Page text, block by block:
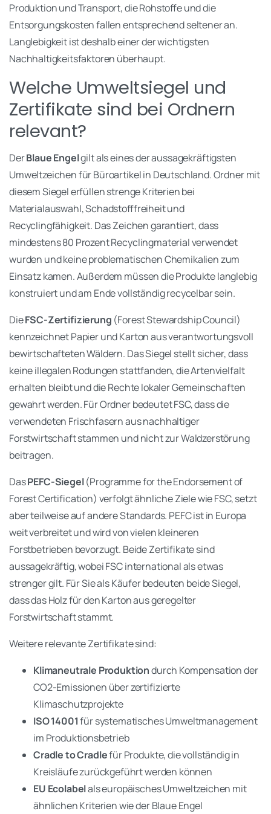
Produktion und Transport, die Rohstoffe und die
Entsorgungskosten fallen entsprechend seltener an.
Langlebigkeit ist deshalb einer der wichtigsten
Nachhaltigkeitsfaktoren überhaupt.
Welche Umweltsiegel und
Zertifikate sind bei Ordnern
relevant?
DerBlaue Engelgilt als eines der aussagekräftigsten
Umweltzeichen für Büroartikel in Deutschland. Ordner mit
diesem Siegel erfüllen strenge Kriterien bei
Materialauswahl, Schadstofffreiheit und
Recyclingfähigkeit. Das Zeichen garantiert, dass
mindestens 80 Prozent Recyclingmaterial verwendet
wurden und keine problematischen Chemikalien zum
Einsatz kamen. Außerdem müssen die Produkte langlebig
konstruiert und am Ende vollständig recycelbar sein.
DieFSC-Zertifizierung (Forest Stewardship Council)
kennzeichnet Papier und Karton aus verantwortungsvoll
bewirtschafteten Wäldern. Das Siegel stellt sicher, dass
keine illegalen Rodungen stattfanden, die Artenvielfalt
erhalten bleibt und die Rechte lokaler Gemeinschaften
gewahrt werden. Für Ordner bedeutet FSC, dass die
verwendeten Frischfasern aus nachhaltiger
Forstwirtschaft stammen und nicht zur Waldzerstörung
beitragen.
DasPEFC-Siegel(Programme for the Endorsement of
Forest Certification) verfolgt ähnliche Ziele wie FSC, setzt
aber teilweise auf andere Standards. PEFC ist in Europa
weit verbreitet und wird von vielen kleineren
Forstbetrieben bevorzugt. Beide Zertifikate sind
aussagekräftig, wobei FSC international als etwas
strenger gilt. Für Sie als Käufer bedeuten beide Siegel,
dass das Holz für den Karton aus geregelter
Forstwirtschaft stammt.
Weitere relevante Zertifikate sind:
Klimaneutrale Produktiondurch Kompensation der
CO2-Emissionen über zertifizierte
Klimaschutzprojekte
ISO 14001für systematisches Umweltmanagement
im Produktionsbetrieb
Cradle to Cradlefür Produkte, die vollständig in
Kreisläufe zurückgeführt werden können
EU Ecolabelals europäisches Umweltzeichen mit
ähnlichen Kriterien wie der Blaue Engel